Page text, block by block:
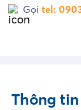
Gọitel:
Thông